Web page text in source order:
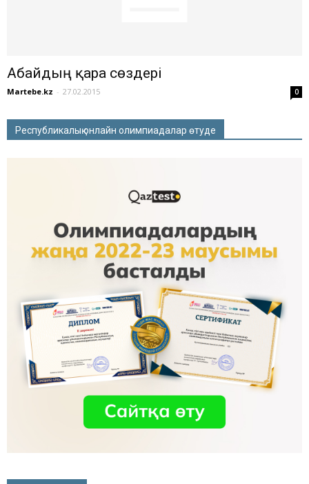
Абайдың қара сөздері
Martebe.kz - 27.02.2015 0
Республикалық онлайн олимпиадалар өтуде